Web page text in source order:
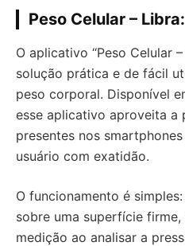
Peso Celular – Libra:
O aplicativo “Peso Celular
solução prática e de fácil
peso corporal. Disponível
esse aplicativo aproveita a
presentes nos
usuário com exatidão.
O funcionamento é
sobre uma superfície
medição ao analisar a